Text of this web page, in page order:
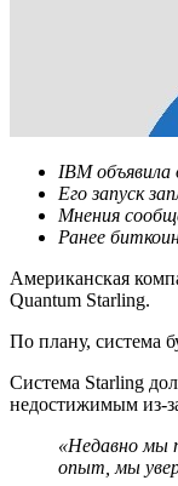
IBM
Его запуск
Мнения
Ранее
Американская
Quantum Starling.
По плану, система
Система Starling
недостижимым из-
«Недавно мы
опыт, мы